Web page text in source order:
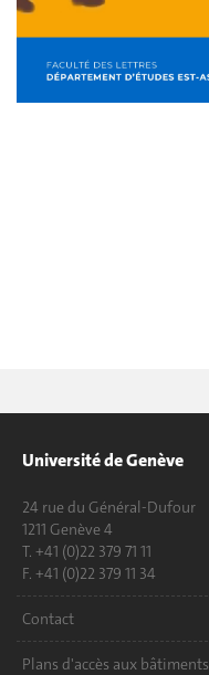
Université de Genève
24 rue du Général-Dufour
1211 Genève 4
T. +41 (0)22 379 71 11
F. +41 (0)22 379 11 34
Contact
Plans d'accès aux bâtiments